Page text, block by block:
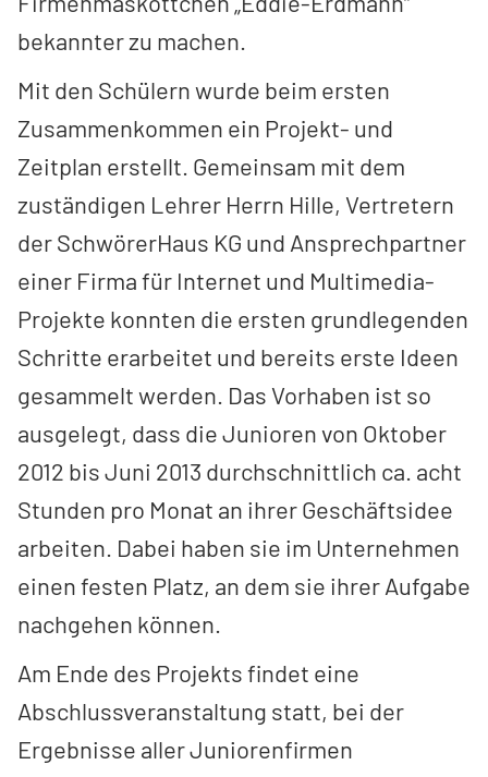
bekannter zu machen.
Mit den Schülern wurde beim ersten
Zusammenkommen ein Projekt- und
Zeitplan erstellt. Gemeinsam mit dem
zuständigen Lehrer Herrn Hille, Vertretern
der SchwörerHaus KG und Ansprechpartner
einer Firma für Internet und Multimedia-
Projekte konnten die ersten grundlegenden
Schritte erarbeitet und bereits erste Ideen
gesammelt werden. Das Vorhaben ist so
ausgelegt, dass die Junioren von Oktober
2012 bis Juni 2013 durchschnittlich ca. acht
Stunden pro Monat an ihrer Geschäftsidee
arbeiten. Dabei haben sie im Unternehmen
einen festen Platz, an dem sie ihrer Aufgabe
nachgehen können.
Am Ende des Projekts findet eine
Abschlussveranstaltung statt, bei der
Ergebnisse aller Juniorenfirmen